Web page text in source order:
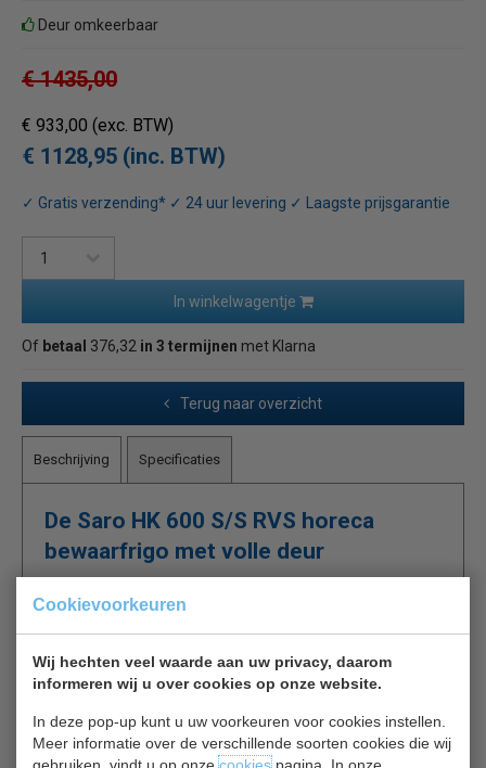
Cookievoorkeuren
Wij hechten veel waarde aan uw privacy, daarom
informeren wij u over cookies op onze website.
In deze pop-up kunt u uw voorkeuren voor cookies instellen.
Meer informatie over de verschillende soorten cookies die wij
Deur omkeerbaar
€ 1435,00
€ 933,00 (exc. BTW)
€ 1128,95 (inc. BTW)
✓ Gratis verzending* ✓ 24 uur levering ✓ Laagste prijsgarantie
In winkelwagentje
Of betaal 376,32 in 3 termijnen met Klarna
Terug naar overzicht
Beschrijving Specificaties
De Saro HK 600 S/S RVS horeca
bewaarfrigo met volle deur
Deze frigo heeft een inhoud van 570 liter, met ventilator
koeling. Zeer geschikt voor de keuken van uw refter,
restaurant en frituur
Materiaal buiten roestvrijstaal, binnenzijde kunststof
4 Verstelbare roosters